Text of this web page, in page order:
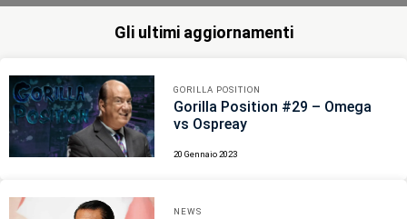
Gli ultimi aggiornamenti
GORILLA POSITION
Gorilla Position #29 – Omega
vs Ospreay
20 Gennaio 2023
NEWS